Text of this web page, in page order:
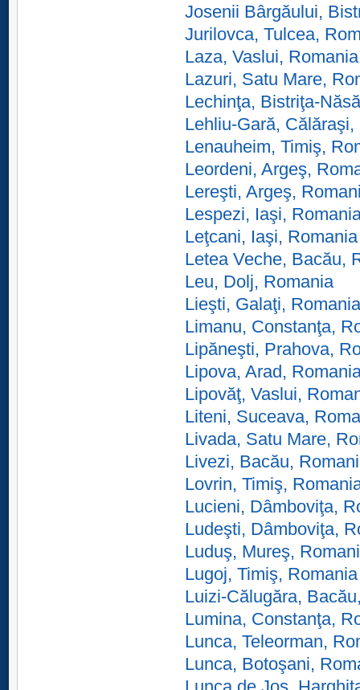
Josenii Bârgăului,
Jurilovca, Tulcea,
Laza, Vaslui, Romania
Lazuri, Satu Mare,
Lechinţa, Bistriţa-
Lehliu-Gară, Călăraşi,
Lenauheim, Timiş,
Leordeni, Argeş,
Lereşti, Argeş,
Lespezi, Iaşi,
Leţcani, Iaşi, Romania
Letea Veche, Bacău,
Leu, Dolj, Romania
Lieşti, Galaţi, Romania
Limanu, Constanţa,
Lipăneşti, Prahova,
Lipova, Arad,
Lipovăţ, Vaslui,
Liteni, Suceava,
Livada, Satu Mare,
Livezi, Bacău,
Lovrin, Timiş,
Lucieni, Dâmboviţa,
Ludeşti, Dâmboviţa,
Luduş, Mureş,
Lugoj, Timiş, Romania
Luizi-Călugăra,
Lumina, Constanţa,
Lunca, Teleorman,
Lunca, Botoşani,